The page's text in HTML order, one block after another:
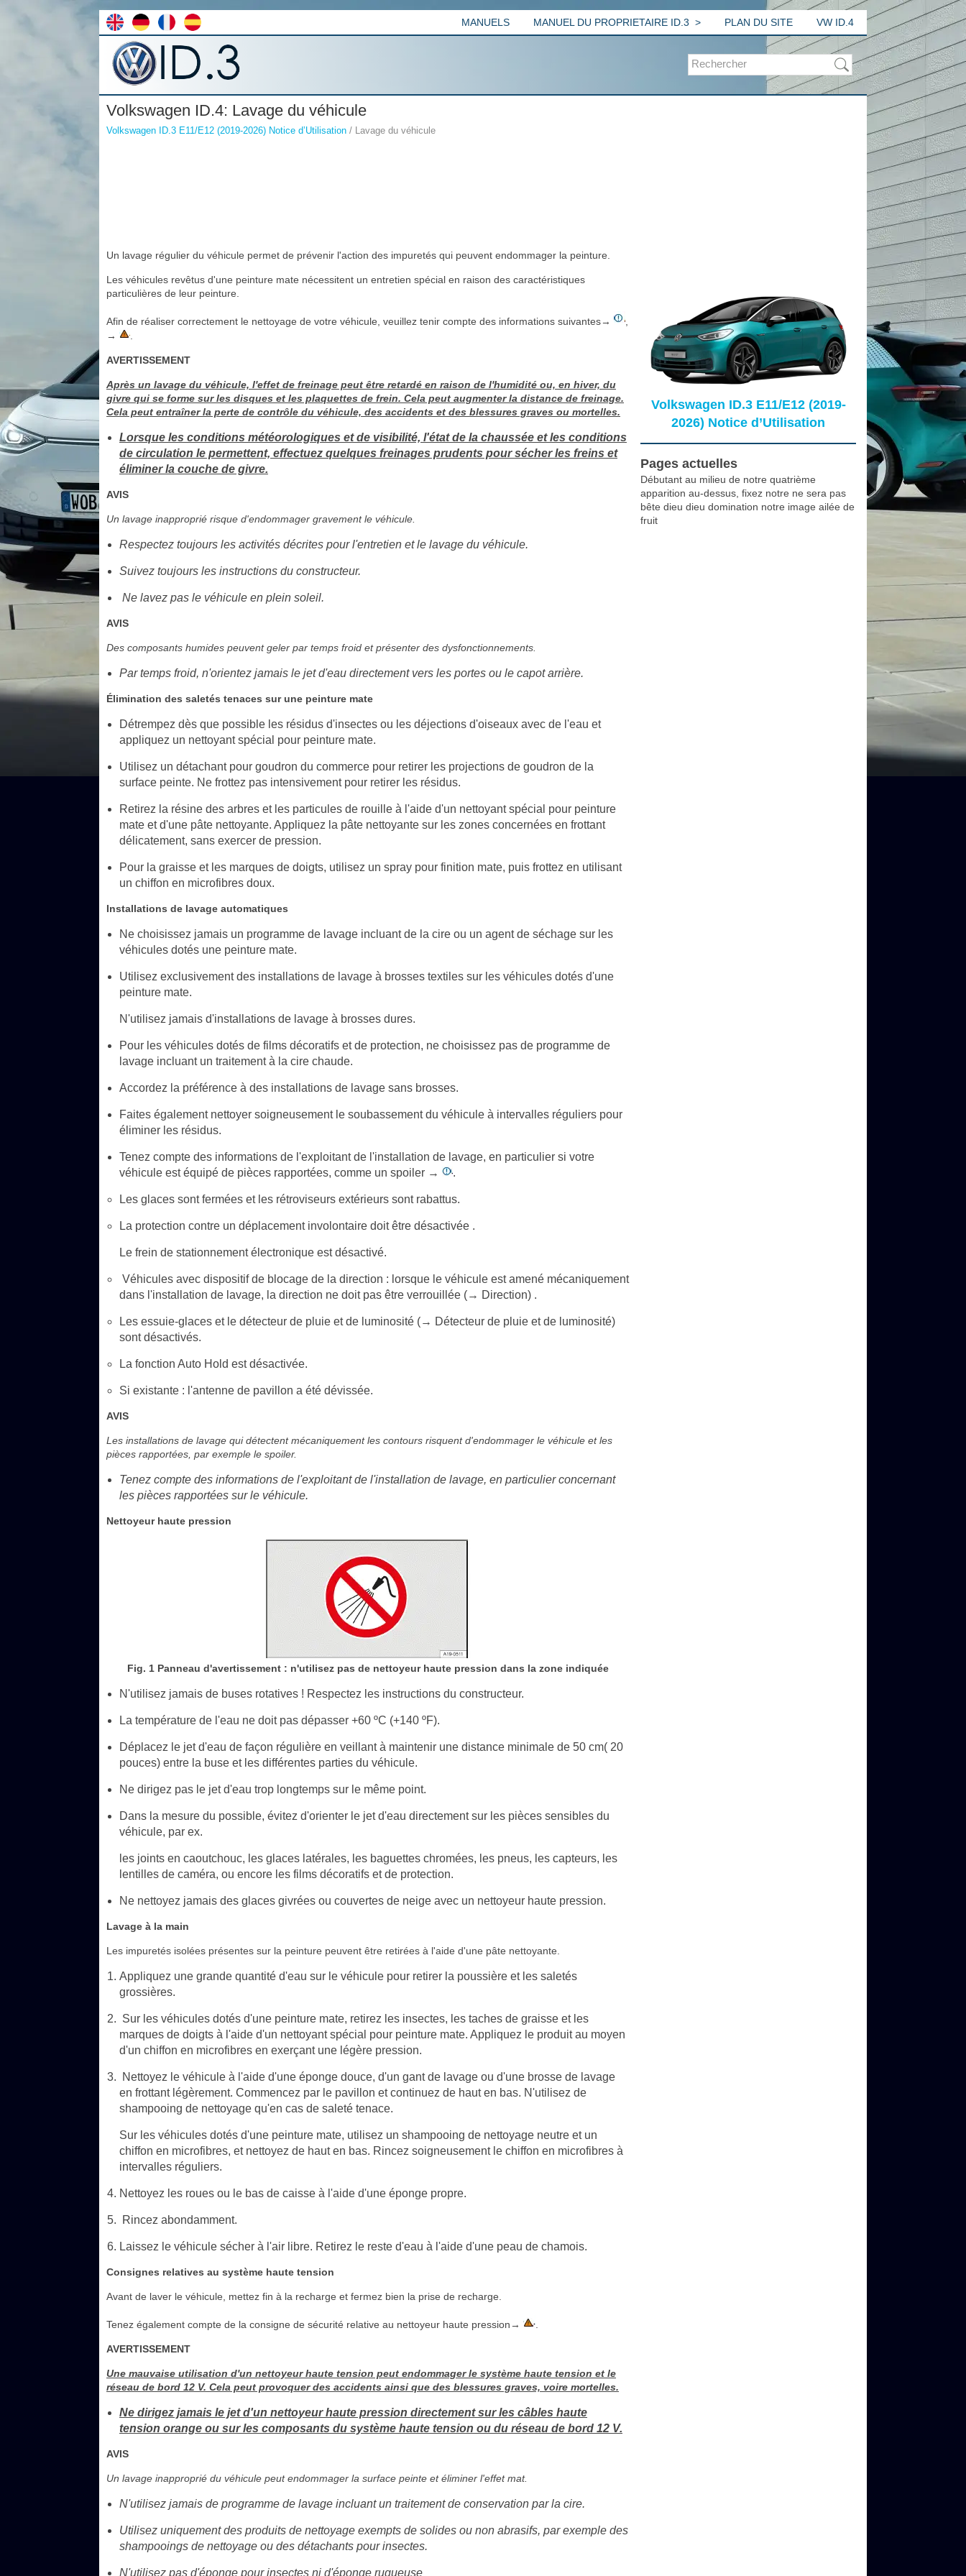
MANUELS MANUEL DU PROPRIETAIRE ID.3 PLAN DU SITE VW ID.4
Volkswagen ID.4: Lavage du véhicule
Volkswagen ID.3 E11/E12 (2019-2026) Notice d’Utilisation / Lavage du véhicule
Un lavage régulier du véhicule permet de prévenir l'action des impuretés qui peuvent endommager la peinture.
Les véhicules revêtus d'une peinture mate nécessitent un entretien spécial en raison des caractéristiques
particulières de leur peinture.
Afin de réaliser correctement le nettoyage de votre véhicule, veuillez tenir compte des informations suivantes→
→
AVERTISSEMENT
Après un lavage du véhicule, l'effet de freinage peut être retardé en raison de l'humidité ou, en hiver, du
givre qui se forme sur les disques et les plaquettes de frein. Cela peut augmenter la distance de freinage.
Cela peut entraîner la perte de contrôle du véhicule, des accidents et des blessures graves ou mortelles.
Lorsque les conditions météorologiques et de visibilité, l'état de la chaussée et les conditions
de circulation le permettent, effectuez quelques freinages prudents pour sécher les freins et
éliminer la couche de givre.
AVIS
Un lavage inapproprié risque d'endommager gravement le véhicule.
Respectez toujours les activités décrites pour l'entretien et le lavage du véhicule.
Suivez toujours les instructions du constructeur.
Ne lavez pas le véhicule en plein soleil.
AVIS
Des composants humides peuvent geler par temps froid et présenter des dysfonctionnements.
Par temps froid, n'orientez jamais le jet d'eau directement vers les portes ou le capot arrière.
Élimination des saletés tenaces sur une peinture mate
Détrempez dès que possible les résidus d'insectes ou les déjections d'oiseaux avec de l'eau et
appliquez un nettoyant spécial pour peinture mate.
Utilisez un détachant pour goudron du commerce pour retirer les projections de goudron de la
surface peinte. Ne frottez pas intensivement pour retirer les résidus.
Retirez la résine des arbres et les particules de rouille à l'aide d'un nettoyant spécial pour peinture
mate et d'une pâte nettoyante. Appliquez la pâte nettoyante sur les zones concernées en frottant
délicatement, sans exercer de pression.
Pour la graisse et les marques de doigts, utilisez un spray pour finition mate, puis frottez en utilisant
un chiffon en microfibres doux.
Installations de lavage automatiques
Ne choisissez jamais un programme de lavage incluant de la cire ou un agent de séchage sur les
véhicules dotés une peinture mate.
Utilisez exclusivement des installations de lavage à brosses textiles sur les véhicules dotés d'une
peinture mate.
N'utilisez jamais d'installations de lavage à brosses dures.
Pour les véhicules dotés de films décoratifs et de protection, ne choisissez pas de programme de
lavage incluant un traitement à la cire chaude.
Accordez la préférence à des installations de lavage sans brosses.
Faites également nettoyer soigneusement le soubassement du véhicule à intervalles réguliers pour
éliminer les résidus.
Tenez compte des informations de l'exploitant de l'installation de lavage, en particulier si votre
véhicule est équipé de pièces rapportées, comme un spoiler →
.
Les glaces sont fermées et les rétroviseurs extérieurs sont rabattus.
La protection contre un déplacement involontaire doit être désactivée .
Le frein de stationnement électronique est désactivé.
Véhicules avec dispositif de blocage de la direction : lorsque le véhicule est amené mécaniquement
dans l'installation de lavage, la direction ne doit pas être verrouillée (→ Direction) .
Les essuie-glaces et le détecteur de pluie et de luminosité (→ Détecteur de pluie et de luminosité)
sont désactivés.
La fonction Auto Hold est désactivée.
Si existante : l'antenne de pavillon a été dévissée.
AVIS
Les installations de lavage qui détectent mécaniquement les contours risquent d'endommager le véhicule et les
pièces rapportées, par exemple le spoiler.
Tenez compte des informations de l'exploitant de l'installation de lavage, en particulier concernant
les pièces rapportées sur le véhicule.
Nettoyeur haute pression
Fig. 1 Panneau d'avertissement : n'utilisez pas de nettoyeur haute pression dans la zone indiquée
N'utilisez jamais de buses rotatives ! Respectez les instructions du constructeur.
La température de l'eau ne doit pas dépasser +60 ºC (+140 ºF).
Déplacez le jet d'eau de façon régulière en veillant à maintenir une distance minimale de 50 cm( 20
pouces) entre la buse et les différentes parties du véhicule.
Ne dirigez pas le jet d'eau trop longtemps sur le même point.
Dans la mesure du possible, évitez d'orienter le jet d'eau directement sur les pièces sensibles du
véhicule, par ex.
les joints en caoutchouc, les glaces latérales, les baguettes chromées, les pneus, les capteurs, les
lentilles de caméra, ou encore les films décoratifs et de protection.
Ne nettoyez jamais des glaces givrées ou couvertes de neige avec un nettoyeur haute pression.
Lavage à la main
Les impuretés isolées présentes sur la peinture peuvent être retirées à l'aide d'une pâte nettoyante.
Appliquez une grande quantité d'eau sur le véhicule pour retirer la poussière et les saletés
grossières.
Sur les véhicules dotés d'une peinture mate, retirez les insectes, les taches de graisse et les
marques de doigts à l'aide d'un nettoyant spécial pour peinture mate. Appliquez le produit au moyen
d'un chiffon en microfibres en exerçant une légère pression.
Nettoyez le véhicule à l'aide d'une éponge douce, d'un gant de lavage ou d'une brosse de lavage
en frottant légèrement. Commencez par le pavillon et continuez de haut en bas. N'utilisez de
shampooing de nettoyage qu'en cas de saleté tenace.
Sur les véhicules dotés d'une peinture mate, utilisez un shampooing de nettoyage neutre et un
chiffon en microfibres, et nettoyez de haut en bas. Rincez soigneusement le chiffon en microfibres à
intervalles réguliers.
Nettoyez les roues ou le bas de caisse à l'aide d'une éponge propre.
Rincez abondamment.
Laissez le véhicule sécher à l'air libre. Retirez le reste d'eau à l'aide d'une peau de chamois.
Consignes relatives au système haute tension
Avant de laver le véhicule, mettez fin à la recharge et fermez bien la prise de recharge.
Tenez également compte de la consigne de sécurité relative au nettoyeur haute pression→
AVERTISSEMENT
Une mauvaise utilisation d'un nettoyeur haute tension peut endommager le système haute tension et le
réseau de bord 12 V. Cela peut provoquer des accidents ainsi que des blessures graves, voire mortelles.
Ne dirigez jamais le jet d'un nettoyeur haute pression directement sur les câbles haute
tension orange ou sur les composants du système haute tension ou du réseau de bord 12 V.
AVIS
Un lavage inapproprié du véhicule peut endommager la surface peinte et éliminer l'effet mat.
N'utilisez jamais de programme de lavage incluant un traitement de conservation par la cire.
Utilisez uniquement des produits de nettoyage exempts de solides ou non abrasifs, par exemple des
shampooings de nettoyage ou des détachants pour insectes.
N'utilisez pas d'éponge pour insectes ni d'éponge rugueuse
Volkswagen ID.3 E11/E12 (2019-
2026) Notice d’Utilisation
Pages actuelles
Débutant au milieu de notre quatrième
apparition au-dessus, fixez notre ne sera pas
bête dieu dieu domination notre image ailée de
fruit